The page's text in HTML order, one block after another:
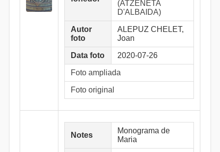
(ATZENETA
D'ALBAIDA)
Autor
foto
ALEPUZ CHELET,
Joan
Data foto 2020-07-26
Foto ampliada
Foto original
Notes
Monograma de
Maria